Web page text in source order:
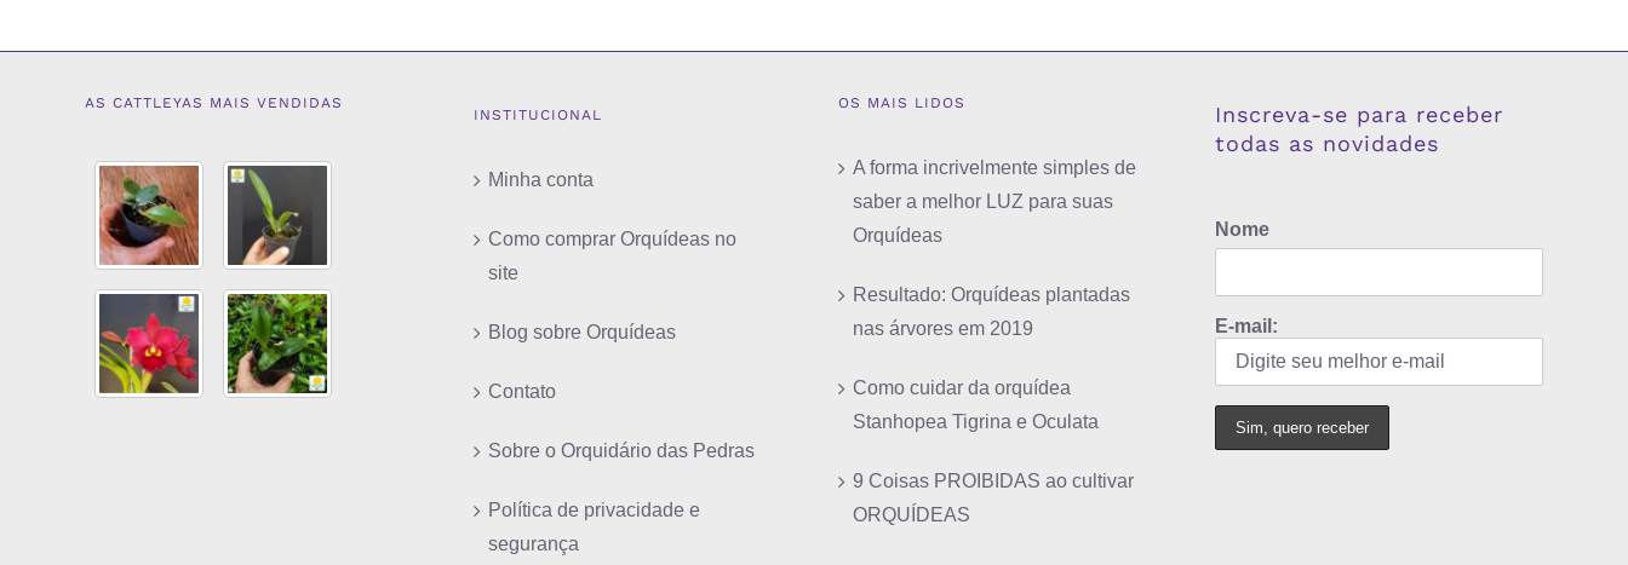
AS CATTLEYAS MAIS VENDIDAS
INSTITUCIONAL
Minha conta
Como comprar Orquídeas no
site
Blog sobre Orquídeas
Contato
Sobre o Orquidário das Pedras
Política de privacidade e
segurança
OS MAIS LIDOS
A forma incrivelmente simples de
saber a melhor LUZ para suas
Orquídeas
Resultado: Orquídeas plantadas
nas árvores em 2019
Como cuidar da orquídea
Stanhopea Tigrina e Oculata
9 Coisas PROIBIDAS ao cultivar
ORQUÍDEAS
Inscreva-se para receber
todas as novidades
Nome
E-mail: